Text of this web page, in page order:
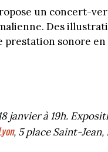
un concert-
Des
prestation sonore
janvier à 19h.
, 5 place Saint-